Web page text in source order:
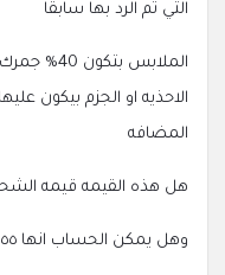
التي تم الرد بها سابقا
الملابس بتكون 40% جمرك + 14% ضريبه القيمه المضافه
المضافه
هل هذه القيمه قيمه
وهل يمكن الحساب انها ٥٥٪ من قيمه كيلو الملابس؟